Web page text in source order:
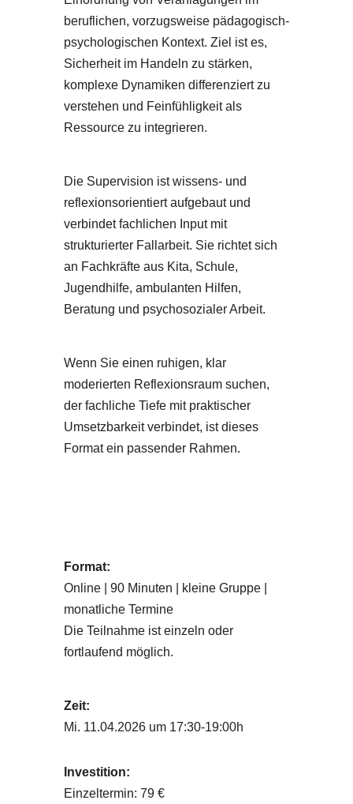
beruflichen, vorzugsweise pädagogisch-
psychologischen Kontext. Ziel ist es,
Sicherheit im Handeln zu stärken,
komplexe Dynamiken differenziert zu
verstehen und Feinfühligkeit als
Ressource zu integrieren.
Die Supervision ist wissens- und
reflexionsorientiert aufgebaut und
verbindet fachlichen Input mit
strukturierter Fallarbeit. Sie richtet sich
an Fachkräfte aus Kita, Schule,
Jugendhilfe, ambulanten Hilfen,
Beratung und psychosozialer Arbeit.
Wenn Sie einen ruhigen, klar
moderierten Reflexionsraum suchen,
der fachliche Tiefe mit praktischer
Umsetzbarkeit verbindet, ist dieses
Format ein passender Rahmen.
Format:
Online | 90 Minuten | kleine Gruppe |
monatliche Termine
Die Teilnahme ist einzeln oder
fortlaufend möglich.
Zeit:
Mi. 11.04.2026 um 17:30-19:00h
Investition:
Einzeltermin: 79 €